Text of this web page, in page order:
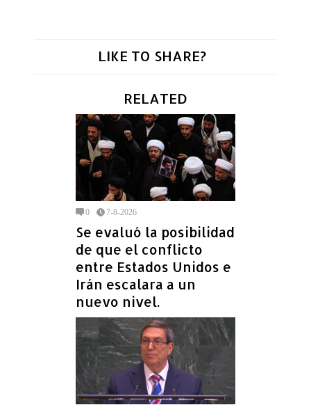
LIKE TO SHARE?
RELATED
0 7-8-2026
Se evaluó la posibilidad
de que el conflicto
entre Estados Unidos e
Irán escalara a un
nuevo nivel.